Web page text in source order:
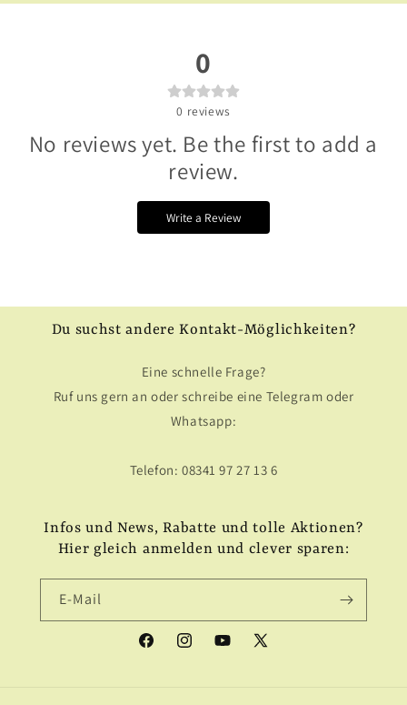
0
0 reviews
No reviews yet. Be the first to add a
review.
Write a Review
Du suchst andere Kontakt-Möglichkeiten?
Eine schnelle Frage?
Ruf uns gern an oder schreibe eine Telegram oder
Whatsapp:
Telefon: 08341 97 27 13 6
Infos und News, Rabatte und tolle Aktionen?
Hier gleich anmelden und clever sparen:
E-Mail
FacebookInstagramYouTube
X